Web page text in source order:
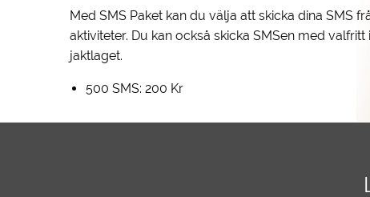
Med SMS Paket kan du välja att skicka dina SMS
aktiviteter. Du kan också skicka SMSen med
jaktlaget.
500 SMS: 200 Kr